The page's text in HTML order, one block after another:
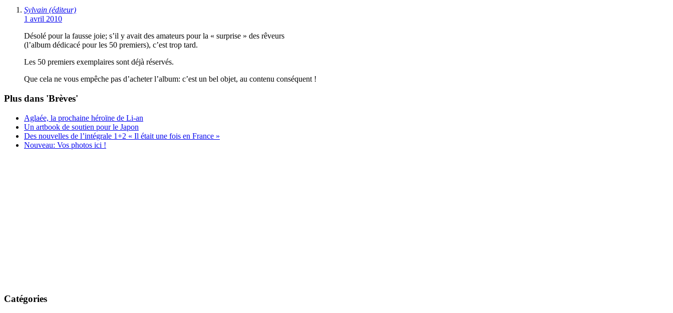
Sylvain (éditeur)
1 avril 2010
Désolé pour la fausse joie; s’il y avait des amateurs pour la « surprise » des rêveurs
(l’album dédicacé pour les 50 premiers), c’est trop tard.
Les 50 premiers exemplaires sont déjà réservés.
Que cela ne vous empêche pas d’acheter l’album: c’est un bel objet, au contenu conséquent !
Plus dans 'Brèves'
Aglaée, la prochaine héroïne de Li-an
Un artbook de soutien pour le Japon
Des nouvelles de l’intégrale 1+2 « Il était une fois en France »
Nouveau: Vos photos ici !
Catégories